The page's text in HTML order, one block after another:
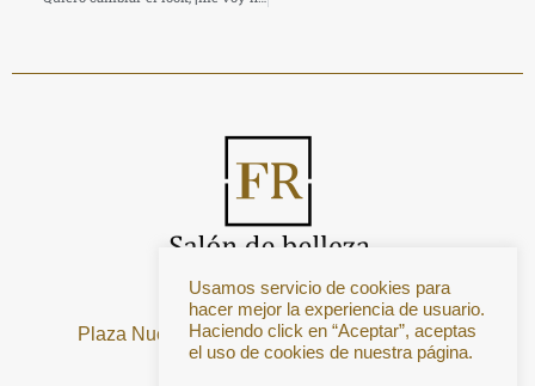
Plaza Nueva, 18 45280 Olías del Rey Toledo
Usamos servicio de cookies para
hacer mejor la experiencia de usuario.
Haciendo click en “Aceptar”, aceptas
el uso de cookies de nuestra página.